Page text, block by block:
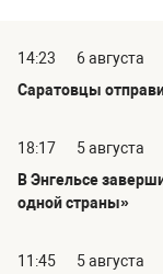
14:23
6 августа
Саратовцы
18:17
5 августа
В Энгельсе
одной страны»
11:45
5 августа